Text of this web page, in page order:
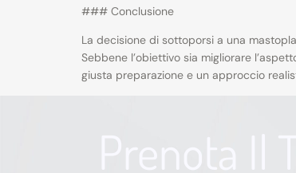
### Conclusione
La decisione di sottoporsi a una
Sebbene l’obiettivo sia migliorare
giusta preparazione e un approccio
Prenota Il